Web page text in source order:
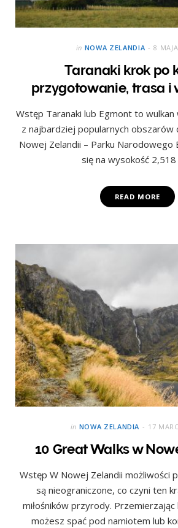
in NOWA ZELANDIA 8
Taranaki krok po
przygotowanie, trasa i
Wstęp Taranaki lub Egmont to
z najbardziej popularnych
Nowej Zelandii – Parku Narodowego
się na wysokość
READ MORE
in NOWA ZELANDIA 17
10 Great Walks w
Wstęp W Nowej Zelandii możliwości
są nieograniczone, co czyni ten
miłośników przyrody. Przemierzając
możesz spać pod namiotem lub